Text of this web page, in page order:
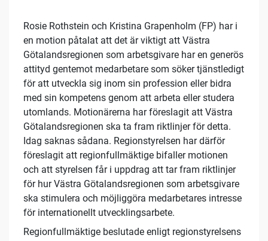
Rosie Rothstein och Kristina Grapenholm (FP) har i
en motion påtalat att det är viktigt att Västra
Götalandsregionen som arbetsgivare har en generös
attityd gentemot medarbetare som söker tjänstledigt
för att utveckla sig inom sin profession eller bidra
med sin kompetens genom att arbeta eller studera
utomlands. Motionärerna har föreslagit att Västra
Götalandsregionen ska ta fram riktlinjer för detta.
Idag saknas sådana. Regionstyrelsen har därför
föreslagit att regionfullmäktige bifaller motionen
och att styrelsen får i uppdrag att tar fram riktlinjer
för hur Västra Götalandsregionen som arbetsgivare
ska stimulera och möjliggöra medarbetares intresse
för internationellt utvecklingsarbete.
Regionfullmäktige beslutade enligt regionstyrelsens